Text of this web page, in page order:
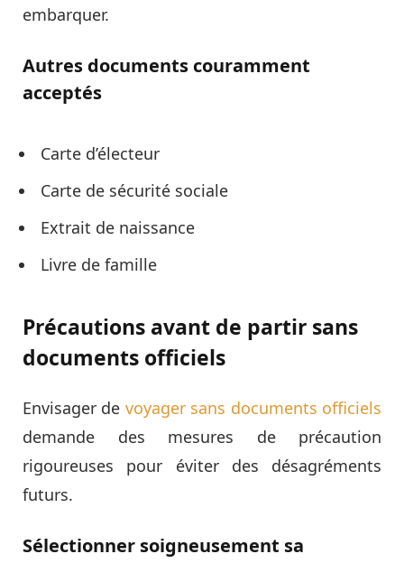
embarquer.
Autres documents couramment
acceptés
Carte d’électeur
Carte de sécurité sociale
Extrait de naissance
Livre de famille
Précautions avant de partir sans
documents officiels
Envisager de voyager sans documents officiels
demande des mesures de précaution
rigoureuses pour éviter des désagréments
futurs.
Sélectionner soigneusement sa